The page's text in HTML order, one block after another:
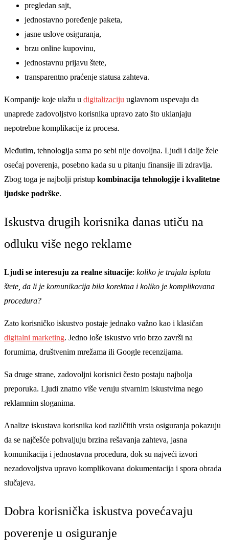
pregledan sajt,
jednostavno poređenje paketa,
jasne uslove osiguranja,
brzu online kupovinu,
jednostavnu prijavu štete,
transparentno praćenje statusa zahteva.
Kompanije koje ulažu u digitalizaciju uglavnom uspevaju da
unaprede zadovoljstvo korisnika upravo zato što uklanjaju
nepotrebne komplikacije iz procesa.
Međutim, tehnologija sama po sebi nije dovoljna. Ljudi i dalje žele
osećaj poverenja, posebno kada su u pitanju finansije ili zdravlja.
Zbog toga je najbolji pristup kombinacija tehnologije i kvalitetne
ljudske podrške.
Iskustva drugih korisnika danas utiču na
odluku više nego reklame
Ljudi se interesuju za realne situacije: koliko je trajala isplata
štete, da li je komunikacija bila korektna i koliko je komplikovana
procedura?
Zato korisničko iskustvo postaje jednako važno kao i klasičan
digitalni marketing. Jedno loše iskustvo vrlo brzo završi na
forumima, društvenim mrežama ili Google recenzijama.
Sa druge strane, zadovoljni korisnici često postaju najbolja
preporuka. Ljudi znatno više veruju stvarnim iskustvima nego
reklamnim sloganima.
Analize iskustava korisnika kod različitih vrsta osiguranja pokazuju
da se najčešće pohvaljuju brzina rešavanja zahteva, jasna
komunikacija i jednostavna procedura, dok su najveći izvori
nezadovoljstva upravo komplikovana dokumentacija i spora obrada
slučajeva.
Dobra korisnička iskustva povećavaju
poverenje u osiguranje